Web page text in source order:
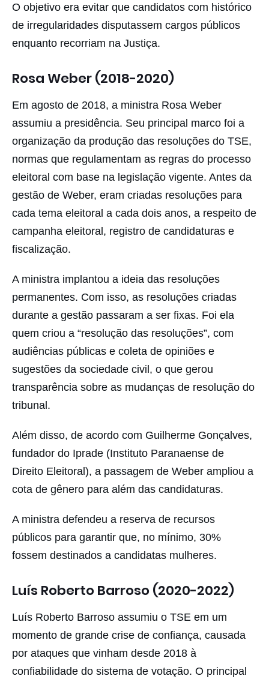
O objetivo era evitar que candidatos com histórico
de irregularidades disputassem cargos públicos
enquanto recorriam na Justiça.
Rosa Weber (2018-2020)
Em agosto de 2018, a ministra Rosa Weber
assumiu a presidência. Seu principal marco foi a
organização da produção das resoluções do TSE,
normas que regulamentam as regras do processo
eleitoral com base na legislação vigente. Antes da
gestão de Weber, eram criadas resoluções para
cada tema eleitoral a cada dois anos, a respeito de
campanha eleitoral, registro de candidaturas e
fiscalização.
A ministra implantou a ideia das resoluções
permanentes. Com isso, as resoluções criadas
durante a gestão passaram a ser fixas. Foi ela
quem criou a “resolução das resoluções”, com
audiências públicas e coleta de opiniões e
sugestões da sociedade civil, o que gerou
transparência sobre as mudanças de resolução do
tribunal.
Além disso, de acordo com Guilherme Gonçalves,
fundador do Iprade (Instituto Paranaense de
Direito Eleitoral), a passagem de Weber ampliou a
cota de gênero para além das candidaturas.
A ministra defendeu a reserva de recursos
públicos para garantir que, no mínimo, 30%
fossem destinados a candidatas mulheres.
Luís Roberto Barroso (2020-2022)
Luís Roberto Barroso assumiu o TSE em um
momento de grande crise de confiança, causada
por ataques que vinham desde 2018 à
confiabilidade do sistema de votação. O principal